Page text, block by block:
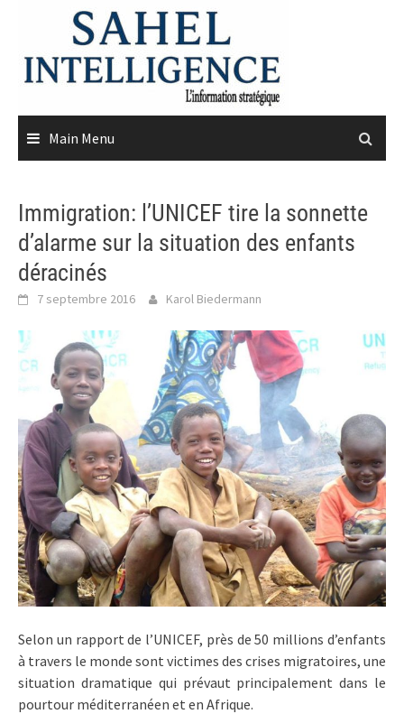
content
Main Menu
Immigration: l’UNICEF tire la sonnette
d’alarme sur la situation des enfants
déracinés
7 septembre 2016 Karol Biedermann
Selon un rapport de l’UNICEF, près de 50 millions d’enfants
à travers le monde sont victimes des crises migratoires, une
situation dramatique qui prévaut principalement dans le
pourtour méditerranéen et en Afrique.